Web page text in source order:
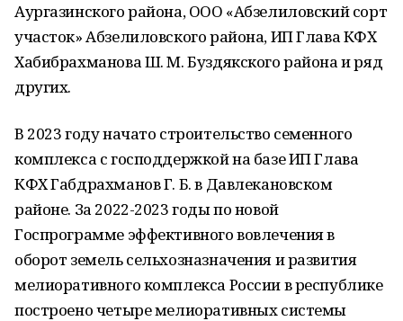
Аургазинского района, ООО «Абзелиловский сорт
участок» Абзелиловского района, ИП Глава КФХ
Хабибрахманова Ш. М. Буздякского района и ряд
других.
В 2023 году начато строительство семенного
комплекса с господдержкой на базе ИП Глава
КФХ Габдрахманов Г. Б. в Давлекановском
районе. За 2022-2023 годы по новой
Госпрограмме эффективного вовлечения в
оборот земель сельхозназначения и развития
мелиоративного комплекса России в республике
построено четыре мелиоративных системы